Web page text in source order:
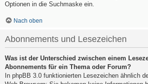
Optionen in die Suchmaske ein.
Nach oben
Abonnements und Lesezeichen
Was ist der Unterschied zwischen einem
Abonnements für ein Thema oder Forum?
In phpBB 3.0 funktionierten Lesezeichen ähnlich